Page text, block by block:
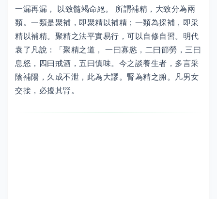
一漏再漏， 以致髓竭命絕。 所謂補精，大致分為兩
類。一類是聚補，即聚精以補精；一類為採補，即采
精以補精。聚精之法平實易行，可以自修自習。明代
袁了凡說：「聚精之道， 一曰寡慾，二曰節勞，三曰
息怒，四曰戒酒，五曰慎味。今之談養生者，多言采
陰補陽，久成不泄，此為大謬。腎為精之腑。凡男女
交接，必擾其腎。